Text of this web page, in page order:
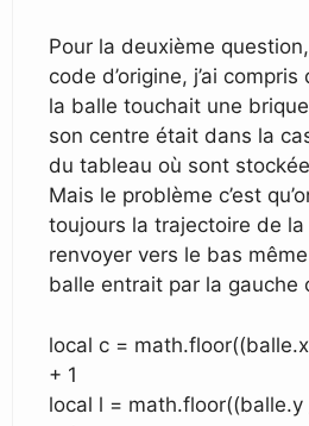
Pour la deuxième
code d’origine, j’ai
la balle touchait une
son centre était dans la
du tableau où sont
Mais le problème c’est
toujours la trajectoire de
renvoyer vers le bas
balle entrait par la gauche
local c =
+ 1
local l =